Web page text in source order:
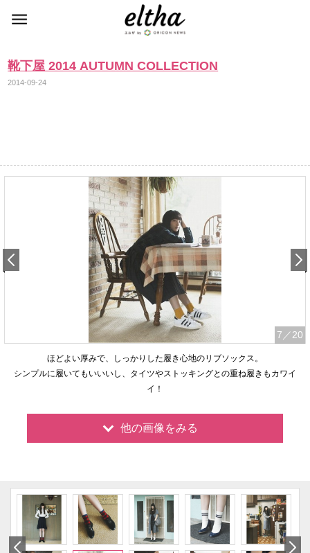
靴下屋 2014 AUTUMN COLLECTION
2014-09-24
7 ／20
ほどよい厚みで、しっかりした履き心地のリブソックス。
シンプルに履いてもいいいし、タイツやストッキングとの重ね履きもカワイ
イ！
他の画像をみる